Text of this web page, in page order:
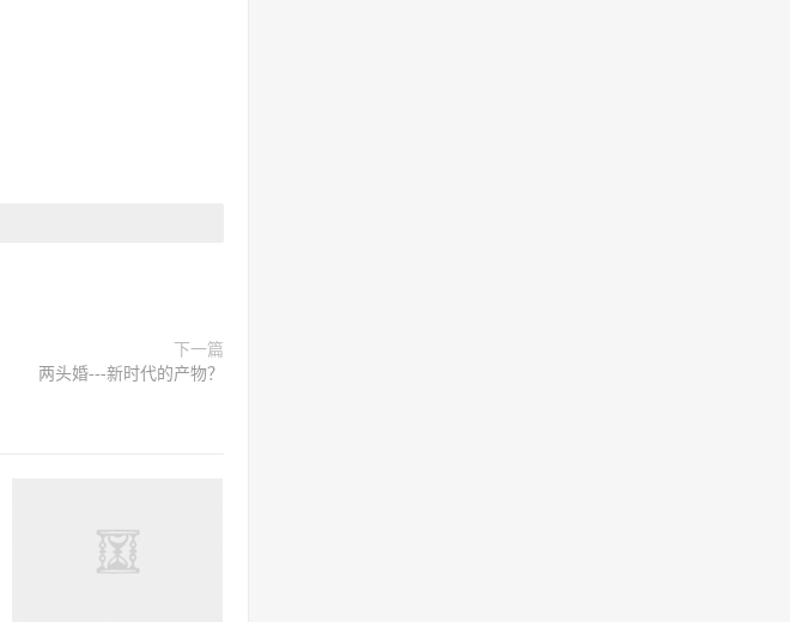
下一篇
两头婚---新时代的产物？